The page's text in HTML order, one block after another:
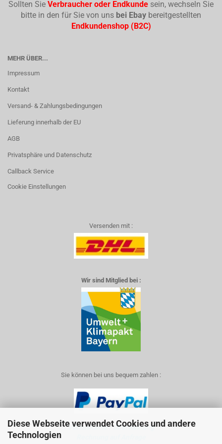
Diese Webseite verwendet Cookies und andere
Technologien
Sollten Sie Verbraucher oder Endkunde sein, wechseln Sie
bitte in den für Sie von uns bei Ebay bereitgestellten
Endkundenshop (B2C)
MEHR ÜBER...
Impressum
Kontakt
Versand- & Zahlungsbedingungen
Lieferung innerhalb der EU
AGB
Privatsphäre und Datenschutz
Callback Service
Cookie Einstellungen
Versenden mit :
Wir sind Mitglied bei :
Sie können bei uns bequem zahlen :
Vorauskasse / Überweisung